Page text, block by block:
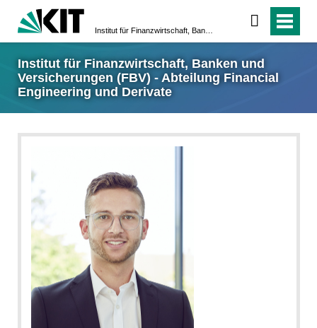
Institut für Finanzwirtschaft, Banken und
Versicherungen (FBV) - Abteilung Financial
Engineering und Derivate